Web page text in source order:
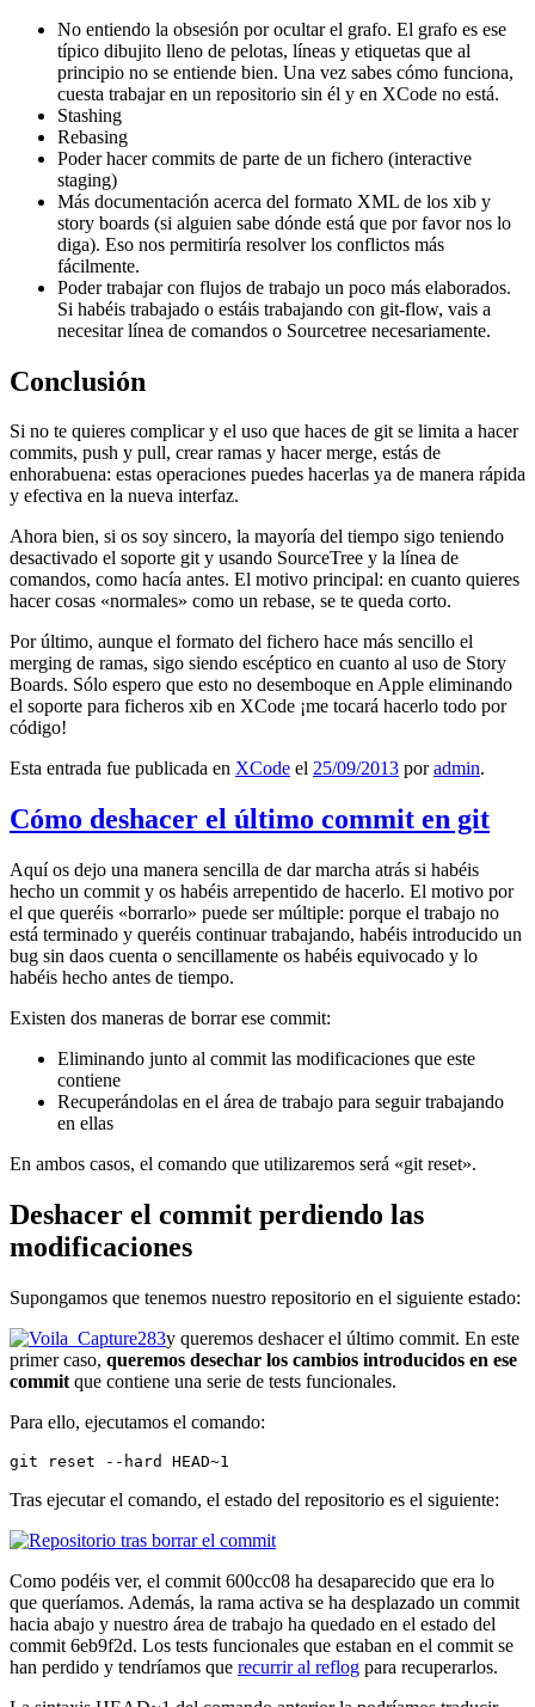
No entiendo la obsesión por ocultar el grafo. El grafo es ese
típico dibujito lleno de pelotas, líneas y etiquetas que al
principio no se entiende bien. Una vez sabes cómo funciona,
cuesta trabajar en un repositorio sin él y en XCode no está.
Stashing
Rebasing
Poder hacer commits de parte de un fichero (interactive
staging)
Más documentación acerca del formato XML de los xib y
story boards (si alguien sabe dónde está que por favor nos lo
diga). Eso nos permitiría resolver los conflictos más
fácilmente.
Poder trabajar con flujos de trabajo un poco más elaborados.
Si habéis trabajado o estáis trabajando con git-flow, vais a
necesitar línea de comandos o Sourcetree necesariamente.
Conclusión
Si no te quieres complicar y el uso que haces de git se limita a hacer
commits, push y pull, crear ramas y hacer merge, estás de
enhorabuena: estas operaciones puedes hacerlas ya de manera rápida
y efectiva en la nueva interfaz.
Ahora bien, si os soy sincero, la mayoría del tiempo sigo teniendo
desactivado el soporte git y usando SourceTree y la línea de
comandos, como hacía antes. El motivo principal: en cuanto quieres
hacer cosas «normales» como un rebase, se te queda corto.
Por último, aunque el formato del fichero hace más sencillo el
merging de ramas, sigo siendo escéptico en cuanto al uso de Story
Boards. Sólo espero que esto no desemboque en Apple eliminando
el soporte para ficheros xib en XCode ¡me tocará hacerlo todo por
código!
Esta entrada fue publicada en XCode el 25/09/2013 poradmin.
Cómo deshacer el último commit en git
Aquí os dejo una manera sencilla de dar marcha atrás si habéis
hecho un commit y os habéis arrepentido de hacerlo. El motivo por
el que queréis «borrarlo» puede ser múltiple: porque el trabajo no
está terminado y queréis continuar trabajando, habéis introducido un
bug sin daos cuenta o sencillamente os habéis equivocado y lo
habéis hecho antes de tiempo.
Existen dos maneras de borrar ese commit:
Eliminando junto al commit las modificaciones que este
contiene
Recuperándolas en el área de trabajo para seguir trabajando
en ellas
En ambos casos, el comando que utilizaremos será «git reset».
Deshacer el commit perdiendo las
modificaciones
Supongamos que tenemos nuestro repositorio en el siguiente estado:
y queremos deshacer el último commit. En este
primer caso, queremos desechar los cambios introducidos en ese
commit que contiene una serie de tests funcionales.
Para ello, ejecutamos el comando:
git reset --hard HEAD~1
Tras ejecutar el comando, el estado del repositorio es el siguiente:
Como podéis ver, el commit 600cc08 ha desaparecido que era lo
que queríamos. Además, la rama activa se ha desplazado un commit
hacia abajo y nuestro área de trabajo ha quedado en el estado del
commit 6eb9f2d. Los tests funcionales que estaban en el commit se
han perdido y tendríamos que recurrir al reflog para recuperarlos.